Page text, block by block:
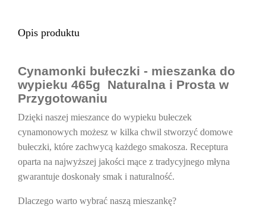
Opis produktu
Cynamonki bułeczki - mieszanka do
wypieku 465g Naturalna i Prosta w
Przygotowaniu
Dzięki naszej mieszance do wypieku bułeczek
cynamonowych możesz w kilka chwil stworzyć domowe
bułeczki, które zachwycą każdego smakosza. Receptura
oparta na najwyższej jakości mące z tradycyjnego młyna
gwarantuje doskonały smak i naturalność.
Dlaczego warto wybrać naszą mieszankę?